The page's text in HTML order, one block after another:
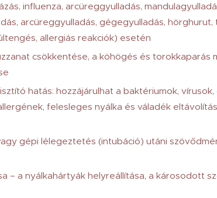
influenza, arcüreggyulladás,
arcüreggyulladás, gégegyulladás,
allergiás reakciók) esetén
csökkentése, a köhögés és torokkaparás
hatás: hozzájárulhat a baktériumok,
felesleges nyálka és váladék
gépi lélegeztetés (intubáció) utáni
– a nyálkahártyák helyreállítása, a károsodott